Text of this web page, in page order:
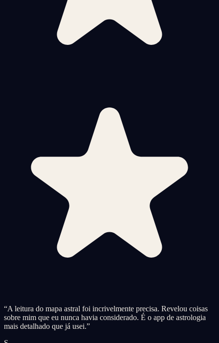
“A leitura do mapa astral foi incrivelmente precisa. Revelou coisas
sobre mim que eu nunca havia considerado. É o app de astrologia
mais detalhado que já usei.”